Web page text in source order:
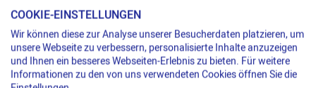
Umreifungsgerät akkubetrieben für
Kunststoffband
KRAFT UND
COOKIE-EINSTELLUNGEN
Wir können diese zur Analyse unserer Besucherdaten platzieren, um
unsere Webseite zu verbessern, personalisierte Inhalte anzuzeigen
und Ihnen ein besseres Webseiten-Erlebnis zu bieten. Für weitere
Informationen zu den von uns verwendeten Cookies öffnen Sie die